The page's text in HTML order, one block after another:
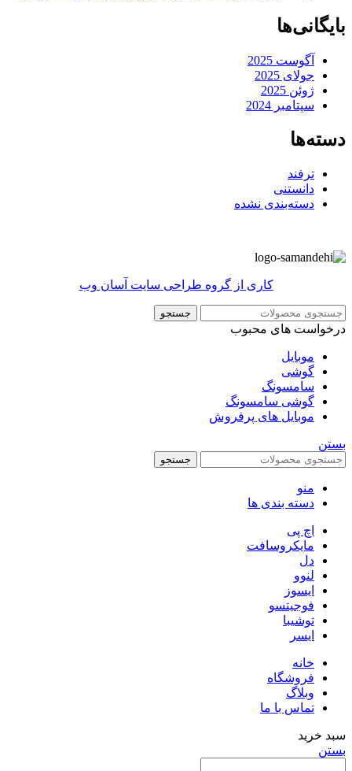
بایگانی‌ها
آگوست 2025
جولای 2025
ژوئن 2025
سپتامبر 2024
دسته‌ها
ترفند
دانستنی
دسته‌بندی نشده
کاری از گروه طراحی سایت آسان وب
جستجو
درخواست های محبوب
موبایل
گوشی
سامسونگ
گوشی سامسونگ
موبایل های پرفروش
بستن
جستجو
منو
دسته بندی ها
اچ پی
مایکروسافت
دل
لنوو
ایسوز
فوجیتسو
توشیبا
ایسر
خانه
فروشگاه
وبلاگ
تماس با ما
سبد خرید
بستن